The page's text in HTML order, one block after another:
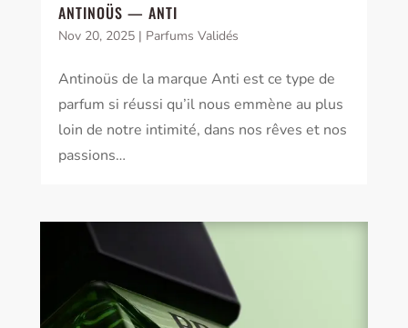
ANTINOÜS — ANTI
Nov 20, 2025| Parfums Validés
Antinoüs de la marque Anti est ce type de
parfum si réussi qu’il nous emmène au plus
loin de notre intimité, dans nos rêves et nos
passions…